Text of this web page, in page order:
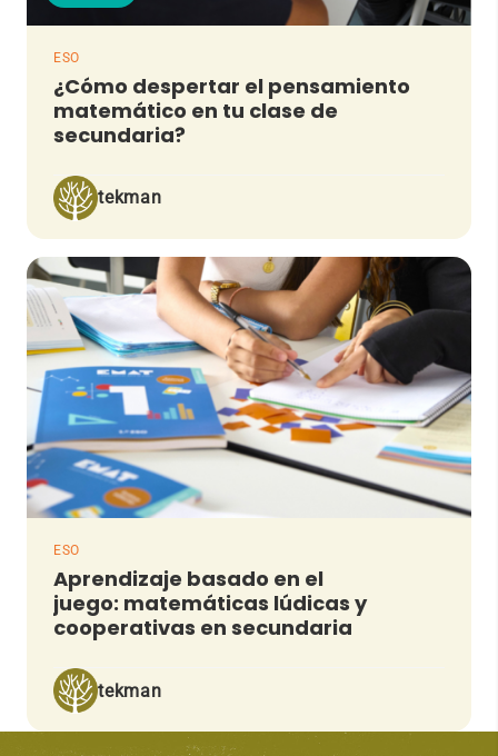
ESO
¿Cómo despertar el pensamiento
matemático en tu clase de
secundaria?
tekman
ESO
Aprendizaje basado en el
juego: matemáticas lúdicas y
cooperativas en secundaria
tekman